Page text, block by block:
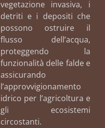
vegetazione invasiva, i
detriti e i depositi che
possono ostruire il
flusso dell’acqua,
proteggendo la
funzionalità delle falde e
assicurando
l’approvvigionamento
idrico per l’agricoltura e
gli ecosistemi
circostanti.